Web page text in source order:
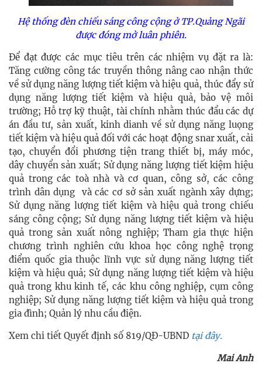
Hệ thống đèn chiếu sáng công cộng ở TP.Quảng Ngãi
được đóng mở luân phiên.
Để đạt được các mục tiêu trên các nhiệm vụ đặt ra là:
Tăng cường công tác truyền thông nâng cao nhận thức
về sử dụng năng lượng tiết kiệm và hiệu quả, thúc đẩy sử
dụng năng lượng tiết kiệm và hiệu quả, bảo vệ môi
trường; Hỗ trợ kỹ thuật, tài chính nhằm thúc đẩu các dự
án đầu tư, sản xuất, kinh dianh về sử dụng năng luọng
tiết kiệm và hiệu quả đối với các hoạt động snar xuất, cải
tạo, chuyển đổi phương tiện trang thiết bị, máy móc,
dây chuyển sản xuất; Sử dụng năng lượng tiết kiệm hiệu
quả trong các toà nhà và cơ quan, công sở, các công
trình dân dụng và các cơ sở sản xuất ngành xây dựng;
Sử dụng năng lượng tiết kiệm và hiệu quả trong chiếu
sáng công cộng; Sử dụng năng lượng tiết kiệm và hiệu
quả trong sản xuất nông nghiệp; Tham gia thực hiện
chương trình nghiên cứu khoa học công nghệ trọng
điểm quốc gia thuộc lĩnh vực sử dụng năng lượng tiết
kiệm và hiệu quả; Sử dụng năng lượng tiết kiệm và hiệu
quả trong khu kinh tế, các khu công nghiệp, cụm công
nghiệp; Sử dụng năng lượng tiết kiệm và hiệu quả trong
gia đình; Quản lý nhu cầu điện.
Xem chi tiết Quyết định số 819/QĐ-UBND tại đây.
Mai Anh